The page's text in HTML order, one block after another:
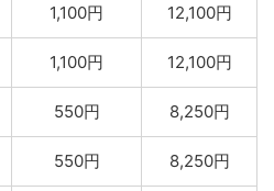
1,100円 12,100円
1,100円 12,100円
550円 8,250円
550円 8,250円